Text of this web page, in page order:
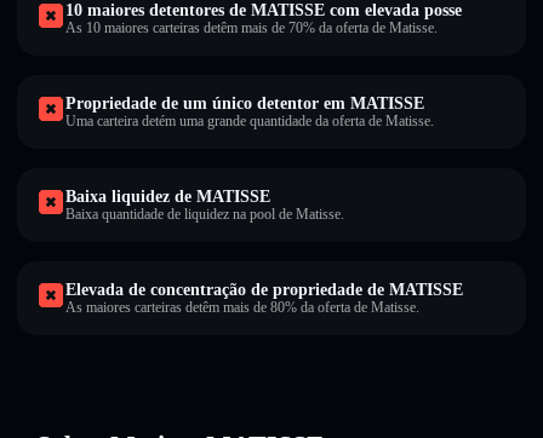
10 maiores detentores de MATISSE com elevada posse
As 10 maiores carteiras detêm mais de 70% da oferta de Matisse.
Propriedade de um único detentor em MATISSE
Uma carteira detém uma grande quantidade da oferta de Matisse.
Baixa liquidez de MATISSE
Baixa quantidade de liquidez na pool de Matisse.
Elevada de concentração de propriedade de MATISSE
As maiores carteiras detêm mais de 80% da oferta de Matisse.